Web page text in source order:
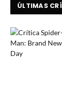
ÚLTIMAS